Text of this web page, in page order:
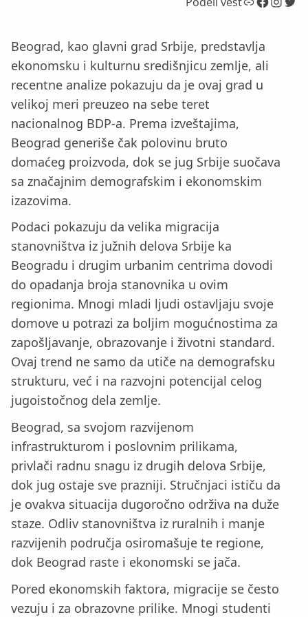
Beograd, kao glavni grad Srbije, predstavlja
ekonomsku i kulturnu središnjicu zemlje, ali
recentne analize pokazuju da je ovaj grad u
velikoj meri preuzeo na sebe teret
nacionalnog BDP-a. Prema izveštajima,
Beograd generiše čak polovinu bruto
domaćeg proizvoda, dok se jug Srbije suočava
sa značajnim demografskim i ekonomskim
izazovima.
Podaci pokazuju da velika migracija
stanovništva iz južnih delova Srbije ka
Beogradu i drugim urbanim centrima dovodi
do opadanja broja stanovnika u ovim
regionima. Mnogi mladi ljudi ostavljaju svoje
domove u potrazi za boljim mogućnostima za
zapošljavanje, obrazovanje i životni standard.
Ovaj trend ne samo da utiče na demografsku
strukturu, već i na razvojni potencijal celog
jugoistočnog dela zemlje.
Beograd, sa svojom razvijenom
infrastrukturom i poslovnim prilikama,
privlači radnu snagu iz drugih delova Srbije,
dok jug ostaje sve prazniji. Stručnjaci ističu da
je ovakva situacija dugoročno održiva na duže
staze. Odliv stanovništva iz ruralnih i manje
razvijenih područja osiromašuje te regione,
dok Beograd raste i ekonomski se jača.
Pored ekonomskih faktora, migracije se često
vezuju i za obrazovne prilike. Mnogi studenti